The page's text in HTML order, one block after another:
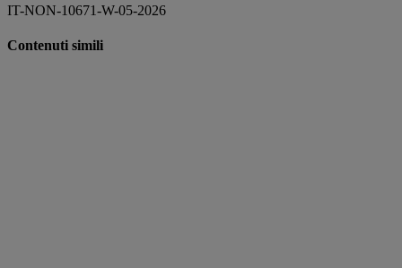
IT-NON-10671-W-05-2026
Contenuti simili